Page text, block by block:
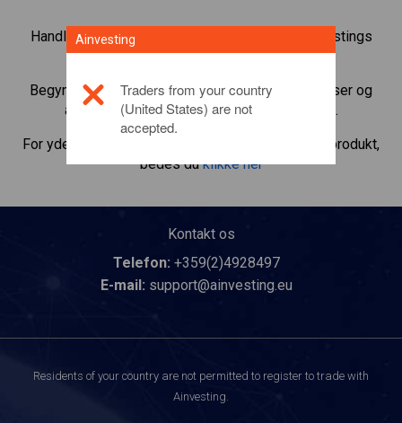
Handl over 1.000 internationale aktier med Ainvestings
CFD-handelsplatform.
Begynd at handle CFD’er medNio. Få realtidskurser og
aktieudbytte, som hvis du selv ejede aktien.
For yderligere oplysninger om dette investeringsprodukt,
bedes duklikke her
Kontakt os
Telefon: +359(2)4928497
E-mail: support@ainvesting.eu
Residents of your country are not permitted to register to trade with
Ainvesting.
Ainvesting
Traders from your country
(United States) are not
accepted.